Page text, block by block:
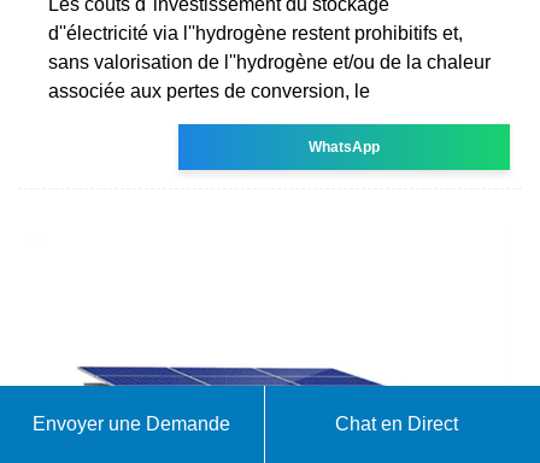
d''électricité via l''hydrogène restent prohibitifs et,
sans valorisation de l''hydrogène et/ou de la chaleur
associée aux pertes de conversion, le
WhatsApp
Envoyer une Demande Chat en Direct